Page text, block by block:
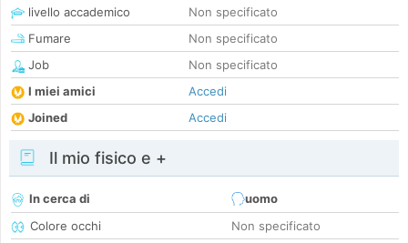
livello accademico
Non specificato
Fumare
Non specificato
Job
Non specificato
I miei amici
Accedi
Joined
Accedi
Il mio fisico e +
In cerca di
uomo
Colore occhi
Non specificato